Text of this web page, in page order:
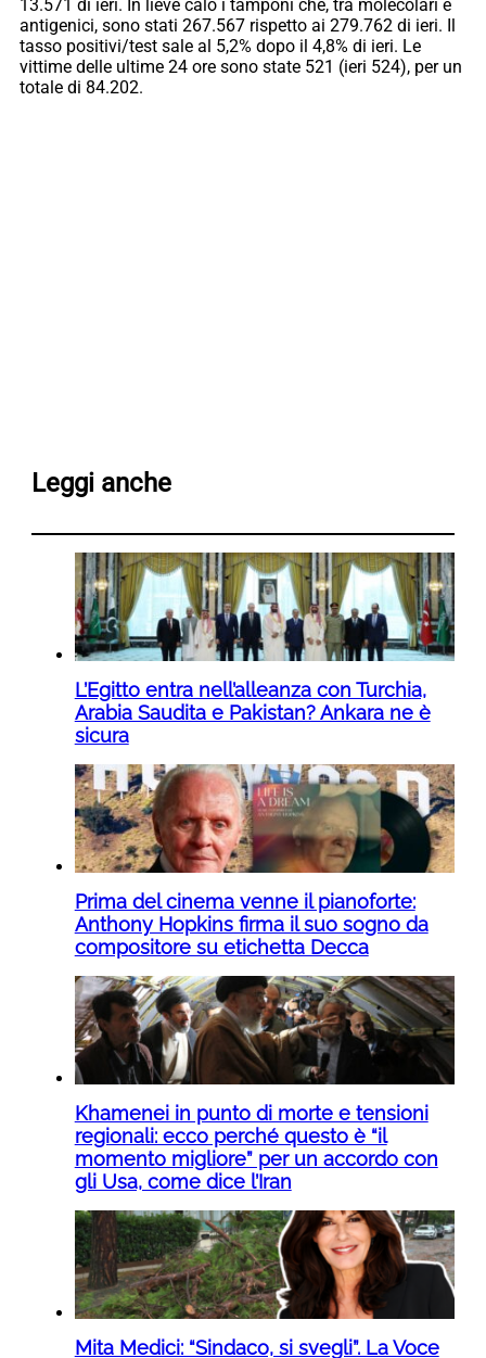
13.571 di ieri. In lieve calo i tamponi che, tra molecolari e
antigenici, sono stati 267.567 rispetto ai 279.762 di ieri. Il
tasso positivi/test sale al 5,2% dopo il 4,8% di ieri. Le
vittime delle ultime 24 ore sono state 521 (ieri 524), per un
totale di 84.202.
Leggi anche
L’Egitto entra nell’alleanza con Turchia,
Arabia Saudita e Pakistan? Ankara ne è
sicura
Prima del cinema venne il pianoforte:
Anthony Hopkins firma il suo sogno da
compositore su etichetta Decca
Khamenei in punto di morte e tensioni
regionali: ecco perché questo è “il
momento migliore” per un accordo con
gli Usa, come dice l’Iran
Mita Medici: “Sindaco, si svegli”. La Voce